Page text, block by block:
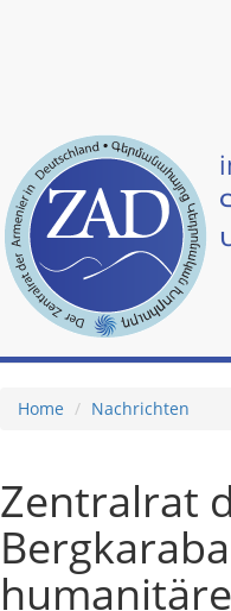
Home Nachrichten
Zentralrat